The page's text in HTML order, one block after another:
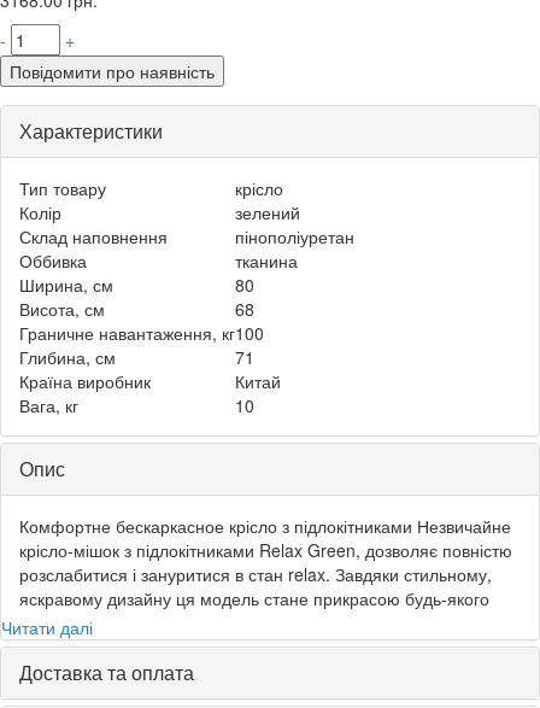
-
+
Повідомити про наявність
Характеристики
Тип товару
крісло
Колір
зелений
Склад наповнення
пінополіуретан
Оббивка
тканина
Ширина, см
80
Висота, см
68
Граничне навантаження, кг100
Глибина, см
71
Країна виробник
Китай
Вага, кг
10
Опис
Комфортне бескаркасное крісло з підлокітниками Незвичайне
крісло-мішок з підлокітниками Relax Green, дозволяє повністю
розслабитися і зануритися в стан relax. Завдяки стильному,
яскравому дизайну ця модель стане прикрасою будь-якого
інтер'єру. В якості оббивки використовується водонепроникний
нейлон, тому крісло підходить не тільки для вітальні в будинку,
але і для тераси або лоджії. Для зручності в бічній частині
вироби розташована кишеня, в який можна скласти необхідні
Читати далі
Доставка та оплата